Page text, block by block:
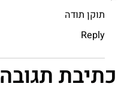
תוקן תודה
Reply
כתיבת תגובה